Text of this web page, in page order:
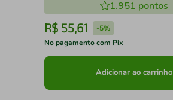
1.951 pontos
R$ 55,61 -5%
No pagamento com Pix
Adicionar ao carrinho